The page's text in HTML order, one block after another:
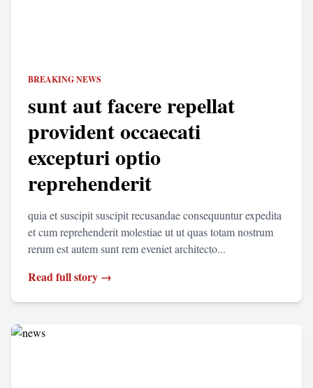
BREAKING NEWS
sunt aut facere repellat
provident occaecati
excepturi optio
reprehenderit
quia et suscipit suscipit recusandae consequuntur expedita
et cum reprehenderit molestiae ut ut quas totam nostrum
rerum est autem sunt rem eveniet architecto...
Read full story →